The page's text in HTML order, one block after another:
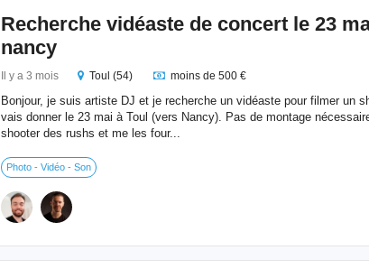
Recherche vidéaste de concert le 23
nancy
Il y a 3 mois Toul (54) moins de 500 €
Bonjour, je suis artiste DJ et je recherche un vidéaste pour filmer un
vais donner le 23 mai à Toul (vers Nancy). Pas de montage
shooter des rushs et me les four...
Photo - Vidéo - Son